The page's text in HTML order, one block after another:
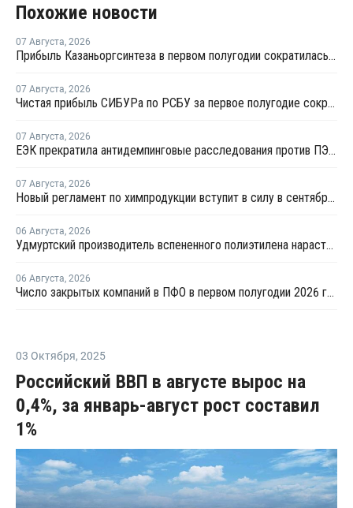
Похожие новости
07 Августа, 2026
Прибыль Казаньоргсинтеза в первом полугодии сократилась более чем в 2 раза
07 Августа, 2026
Чистая прибыль СИБУРа по РСБУ за первое полугодие сократилась в 3,6 раза
07 Августа, 2026
ЕЭК прекратила антидемпинговые расследования против ПЭ и ПП из Азербайджана и Туркменистана
07 Августа, 2026
Новый регламент по химпродукции вступит в силу в сентябре 2027 года
06 Августа, 2026
Удмуртский производитель вспененного полиэтилена нарастит выпуск на 15%
06 Августа, 2026
Число закрытых компаний в ПФО в первом полугодии 2026 года вдвое превысило число новых
03 Октября, 2025
Российский ВВП в августе вырос на
0,4%, за январь-август рост составил
1%